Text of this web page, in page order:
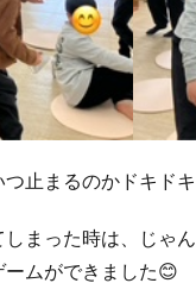
止まるのかドキド
まった時は、じゃ
ームができました😊